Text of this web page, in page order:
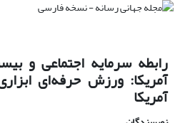
رابطه سرمایه اجتماعی و
آمریکا: ورزش حرفه‌ای
آمریکا